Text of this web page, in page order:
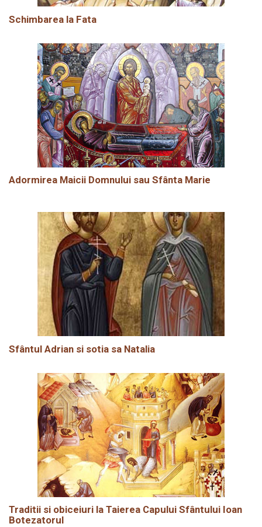
Schimbarea la Fata
Adormirea Maicii Domnului sau Sfânta Marie
Sfântul Adrian si sotia sa Natalia
Traditii si obiceiuri la Taierea Capului Sfântului Ioan
Botezatorul